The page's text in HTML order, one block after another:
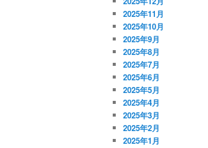
2025年11月
2025年10月
2025年9月
2025年8月
2025年7月
2025年6月
2025年5月
2025年4月
2025年3月
2025年2月
2025年1月